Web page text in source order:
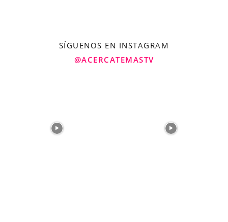
SÍGUENOS EN INSTAGRAM
@ACERCATEMASTV